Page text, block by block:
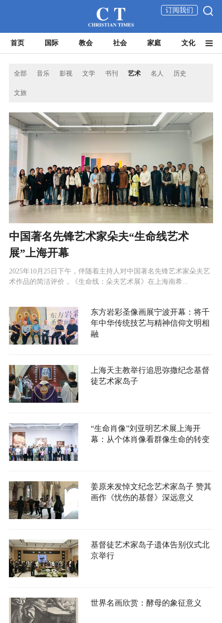
订阅我们
首页 国际 教会 社会 家庭 文化
全部 音乐 影视 文学 书刊 艺术 名人 历史
文旅
中国著名先锋艺术家朵夫“生命线艺术
展”上海开幕
2025年10月25日下午，伴随着主持人对中国著名先锋艺术家朵夫艺
术作品的简洁评价，《生命线：朵夫艺术展》在上海南希...
东方岩彩圣像画展宁波开幕：将千
年中华传统技艺与精神信仰文明相
融
上海天主教举行追思弥撒纪念基督
徒艺术家岛子
“生命肖像”刘亚明艺术展上海开
幕：从个体肖像看群像生命的转变
姜原来发悼文纪念艺术家岛子 赞其
画作《忧伤的基督》深远意义
基督徒艺术家岛子遗体告别仪式北
京举行
世界名画欣赏：酵母的象征意义